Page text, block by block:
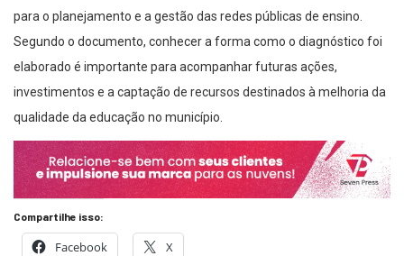
para o planejamento e a gestão das redes públicas de ensino.
Segundo o documento, conhecer a forma como o diagnóstico foi
elaborado é importante para acompanhar futuras ações,
investimentos e a captação de recursos destinados à melhoria da
qualidade da educação no município.
Compartilhe isso:
Facebook X